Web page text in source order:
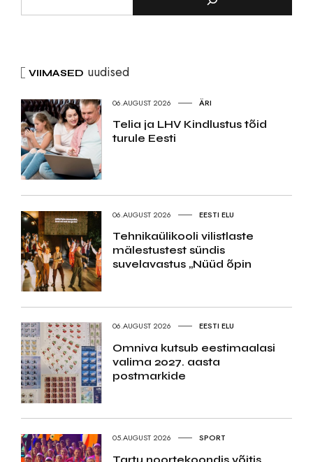
VIIMASED uudised
06.AUGUST 2026 ÄRI
Telia ja LHV Kindlustus tõid
turule Eesti
06.AUGUST 2026 EESTI ELU
Tehnikaülikooli vilistlaste
mälestustest sündis
suvelavastus „Nüüd õpin
06.AUGUST 2026 EESTI ELU
Omniva kutsub eestimaalasi
valima 2027. aasta
postmarkide
05.AUGUST 2026 SPORT
Tartu noortekoondis võitis